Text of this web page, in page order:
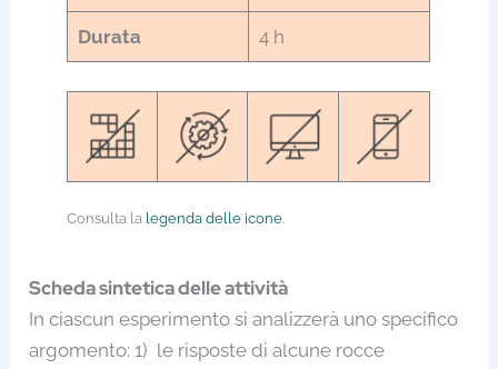
Durata 4 h
Consulta la legenda delle icone.
Scheda sintetica delle attività
In ciascun esperimento si analizzerà uno specifico
argomento: 1) le risposte di alcune rocce